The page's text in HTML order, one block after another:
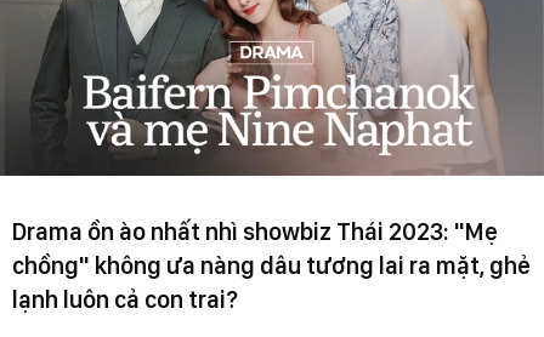
Drama ồn ào nhất nhì showbiz Thái 2023: "Mẹ
chồng" không ưa nàng dâu tương lai ra mặt, ghẻ
lạnh luôn cả con trai?